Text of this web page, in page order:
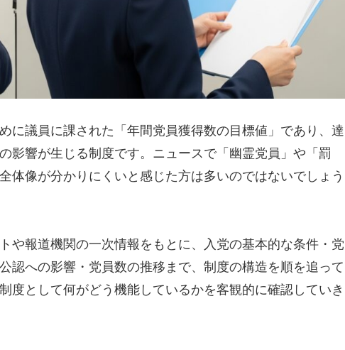
に議員に課された「年間党員獲得数の目標値」であり、達
影響が生じる制度です。ニュースで「幽霊党員」や「罰
体像が分かりにくいと感じた方は多いのではないでしょう
や報道機関の一次情報をもとに、入党の基本的な条件・党
認への影響・党員数の推移まで、制度の構造を順を追って
度として何がどう機能しているかを客観的に確認していき